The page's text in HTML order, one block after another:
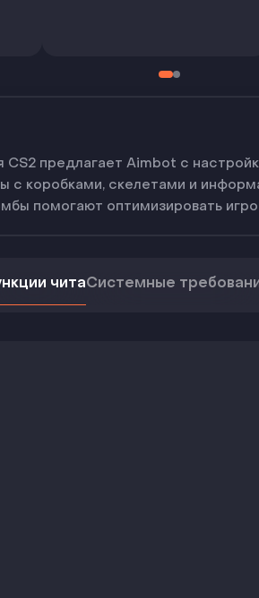
CS2 предлагает Aimbot с
с коробками, скелетами и
помогают оптимизировать
читаСистемные